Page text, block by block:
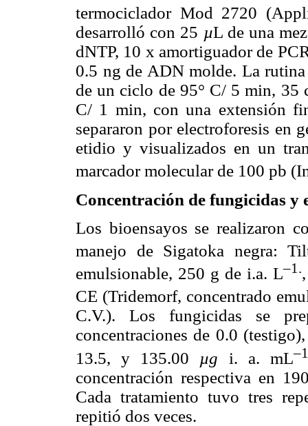
termociclador Mod 2720
desarrolló con 25 µL de una
dNTP, 10 x amortiguador de
0.5 ng de ADN molde. La
de un ciclo de 95° C/ 5 min, 35
C/ 1 min, con una extensión
separaron por electroforesis en
etidio y visualizados en un
marcador molecular de 100 pb
Concentración de fungicidas y
Los bioensayos se realizaron
manejo de Sigatoka negra:
emulsionable, 250 g de i.a. L–1.
CE (Tridemorf, concentrado
C.V.). Los fungicidas se
concentraciones de 0.0
13.5, y 135.00 µg i. a. mL–1
concentración respectiva en
Cada tratamiento tuvo tres
repitió dos veces.